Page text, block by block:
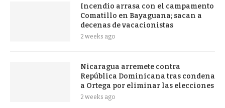
Incendio arrasa con el campamento
Comatillo en Bayaguana; sacan a
decenas de vacacionistas
2 weeks ago
Nicaragua arremete contra
República Dominicana tras condena
a Ortega por eliminar las elecciones
2 weeks ago